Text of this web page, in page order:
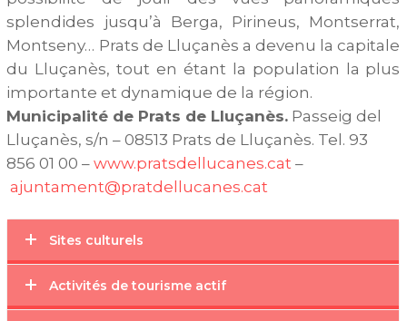
splendides jusqu’à Berga, Pirineus, Montserrat,
Montseny… Prats de Lluçanès a devenu la capitale
du Lluçanès, tout en étant la population la plus
importante et dynamique de la région.
Municipalité de Prats de Lluçanès. Passeig del
Lluçanès, s/n – 08513 Prats de Lluçanès. Tel. 93
856 01 00 –www.pratsdellucanes.cat –
ajuntament@pratdellucanes.cat
Sites culturels
Activités de tourisme actif